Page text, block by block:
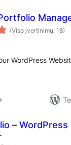
(Viso įvertinimų: 18)
WordPress
–